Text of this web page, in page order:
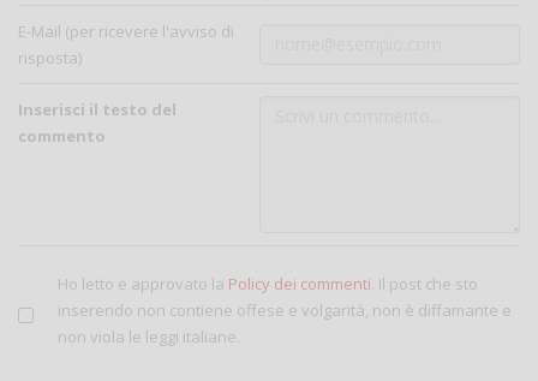
E-Mail (per ricevere l'avviso di
risposta)
Inserisci il testo del
commento
Ho letto e approvato la Policy dei commenti. Il post che sto
inserendo non contiene offese e volgarità, non è diffamante e
non viola le leggi italiane.